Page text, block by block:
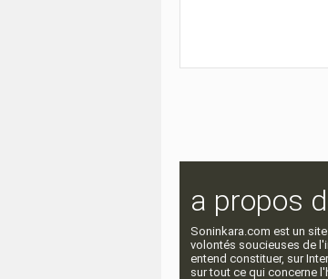
a propos
Soninkara.com est un
volontés soucieuses de
entend constituer, sur
sur tout ce qui concerne